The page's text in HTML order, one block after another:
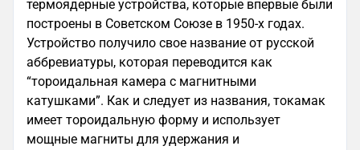
термоядерные устройства, которые впервые были
построены в Советском Союзе в 1950-х годах.
Устройство получило свое название от русской
аббревиатуры, которая переводится как
“тороидальная камера с магнитными
катушками”. Как и следует из названия, токамак
имеет тороидальную форму и использует
мощные магниты для удержания и